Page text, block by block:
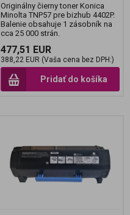
Originálny čierny toner Konica
Minolta TNP57 pre bizhub 4402P.
Balenie obsahuje 1 zásobník na
cca 25 000 strán.
477,51 EUR
388,22 EUR (Vaša cena bez DPH:)
Pridať do košíka